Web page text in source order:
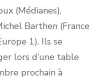
(Médianes),
Barthen (France
1). Ils se
lors d’une table
prochain à